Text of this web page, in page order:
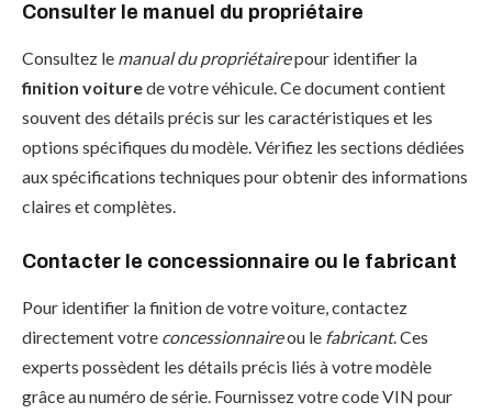
Consulter le manuel du propriétaire
Consultez le manual du propriétairepour identifier la
finition voiturede votre véhicule. Ce document contient
souvent des détails précis sur les caractéristiques et les
options spécifiques du modèle. Vérifiez les sections dédiées
aux spécifications techniques pour obtenir des informations
claires et complètes.
Contacter le concessionnaire ou le fabricant
Pour identifier la finition de votre voiture, contactez
directement votre concessionnaireou le fabricant. Ces
experts possèdent les détails précis liés à votre modèle
grâce au numéro de série. Fournissez votre code VIN pour